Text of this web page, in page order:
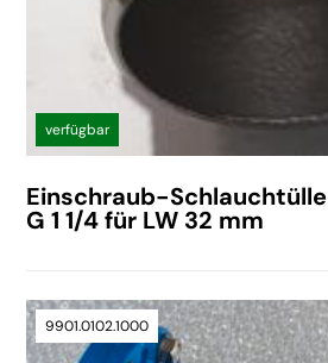
verfügbar
Einschraub-Schlauchtülle
G 1 1/4 für LW 32 mm
9901.0102.1000